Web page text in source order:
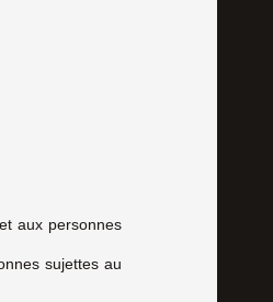
aux personnes
sujettes au